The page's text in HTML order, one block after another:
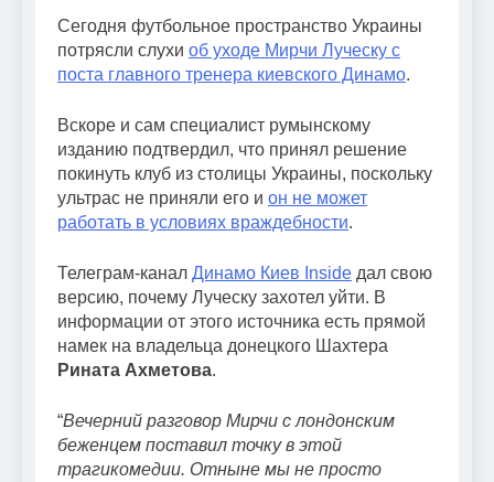
Сегодня футбольное пространство Украины
потрясли слухи об уходе Мирчи Луческу с
поста главного тренера киевского Динамо.
Вскоре и сам специалист румынскому
изданию подтвердил, что принял решение
покинуть клуб из столицы Украины, поскольку
ультрас не приняли его и он не может
работать в условиях враждебности.
Телеграм-канал Динамо Киев Inside дал свою
версию, почему Луческу захотел уйти. В
информации от этого источника есть прямой
намек на владельца донецкого Шахтера
Рината Ахметова.
“Вечерний разговор Мирчи с лондонским
беженцем поставил точку в этой
трагикомедии. Отныне мы не просто